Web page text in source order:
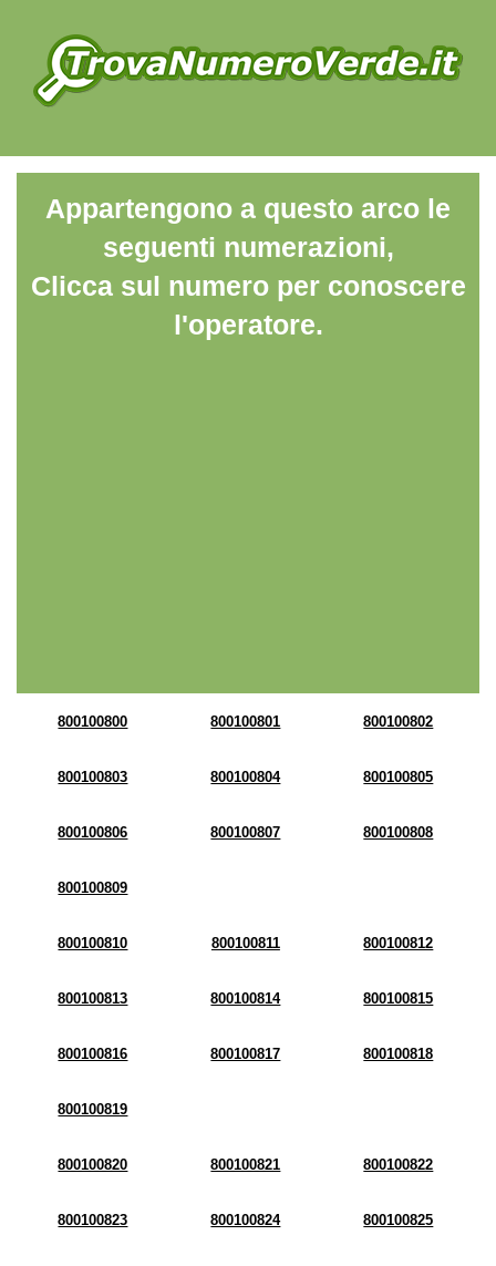
Appartengono a questo arco le
seguenti numerazioni,
Clicca sul numero per conoscere
l'operatore.
800100800 800100801 800100802
800100803 800100804 800100805
800100806 800100807 800100808
800100809
800100810 800100811 800100812
800100813 800100814 800100815
800100816 800100817 800100818
800100819
800100820 800100821 800100822
800100823 800100824 800100825